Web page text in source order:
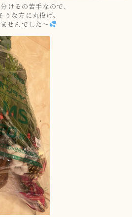
けるの苦手なので、
うな方に丸投げ。
せんでした～